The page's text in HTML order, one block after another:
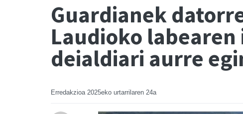
Guardianek
Laudioko
deialdiari aurre
Erredakzioa 2025eko urtarrilaren 24a